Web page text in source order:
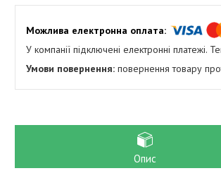
У компанії підключені електронні
повернення товару
Опис